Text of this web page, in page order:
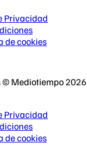
Privacidad
de cookies
© Mediotiempo 2026
Privacidad
de cookies